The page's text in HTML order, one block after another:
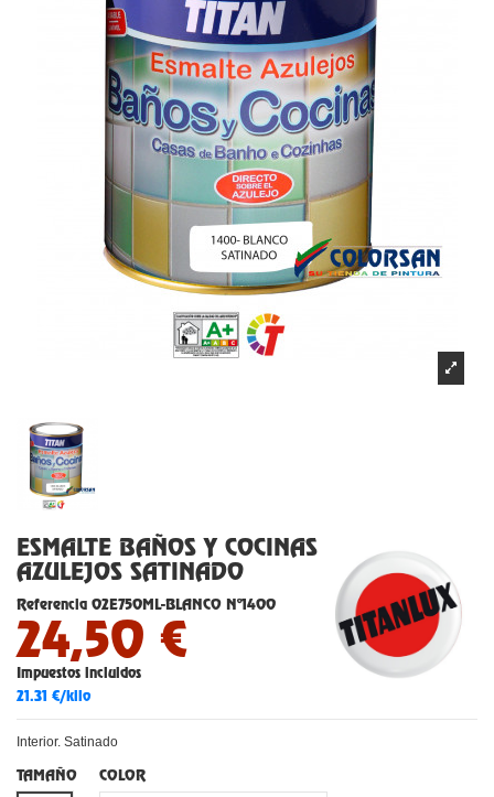
ESMALTE BAÑOS Y COCINAS
AZULEJOS SATINADO
Referencia 02E750ML-BLANCO Nº1400
24,50 €
Impuestos incluidos
21.31 €/kilo
Interior. Satinado
TAMAÑO COLOR